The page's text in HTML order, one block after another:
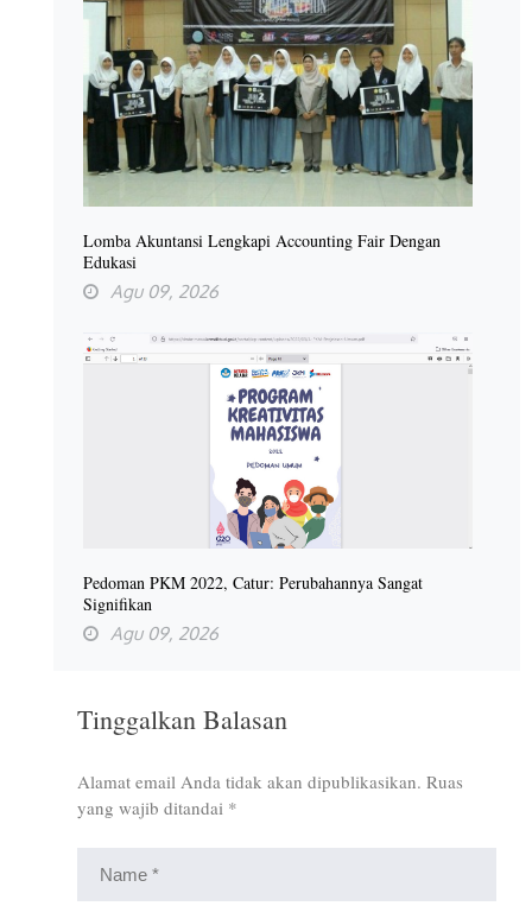
Lomba Akuntansi Lengkapi Accounting Fair Dengan
Edukasi
Agu 09, 2026
Pedoman PKM 2022, Catur: Perubahannya Sangat
Signifikan
Agu 09, 2026
Tinggalkan Balasan
Alamat email Anda tidak akan dipublikasikan. Ruas
yang wajib ditandai *